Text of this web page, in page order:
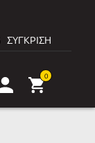
ΣΥΓΚΡΙΣΗ
0